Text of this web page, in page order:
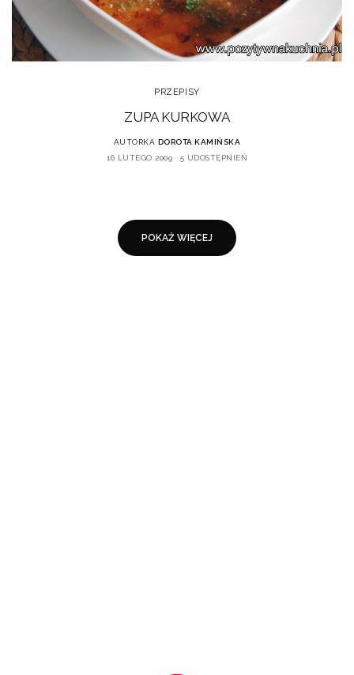
PRZEPISY
ZUPA KURKOWA
AUTORKA DOROTA KAMIŃSKA
16 LUTEGO 2009
5 UDOSTĘPNIEŃ
POKAŻ WIĘCEJ